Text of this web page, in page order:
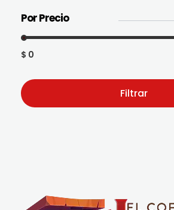
Por Precio
$ 0
Filtrar